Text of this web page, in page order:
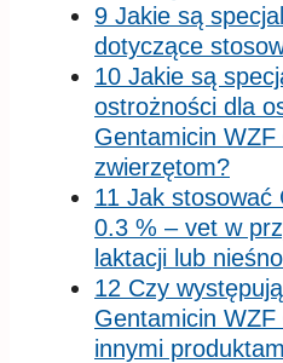
9 Jakie są
dotyczące
10 Jakie są
ostrożności dla
Gentamicin
zwierzętom?
11 Jak stosować
0.3 % – vet w
laktacji lub
12 Czy
Gentamicin
innymi